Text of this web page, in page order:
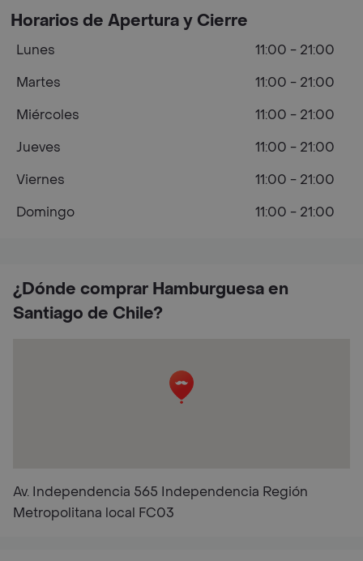
¿Dónde comprar Hamburguesa en
Santiago de Chile?
Av. Independencia 565 Independencia Región
Metropolitana local FC03
Horarios de Apertura y Cierre
Lunes
11:00 - 21:00
Martes
11:00 - 21:00
Miércoles
11:00 - 21:00
Jueves
11:00 - 21:00
Viernes
11:00 - 21:00
Domingo
11:00 - 21:00